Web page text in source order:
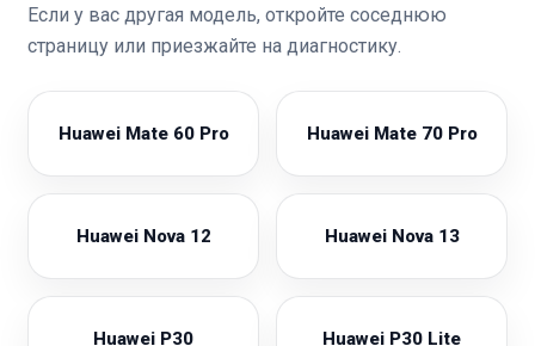
Если у вас другая модель, откройте соседнюю
страницу или приезжайте на диагностику.
Huawei Mate 60 Pro Huawei Mate 70 Pro
Huawei Nova 12 Huawei Nova 13
Huawei P30 Huawei P30 Lite